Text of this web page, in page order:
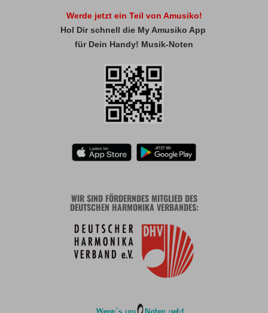
Werde jetzt ein Teil von Amusiko!
Hol Dir schnell die My Amusiko App
für Dein Handy! Musik-Noten
WIR SIND FÖRDERNDES MITGLIED DES
DEUTSCHEN HARMONIKA VERBANDES: